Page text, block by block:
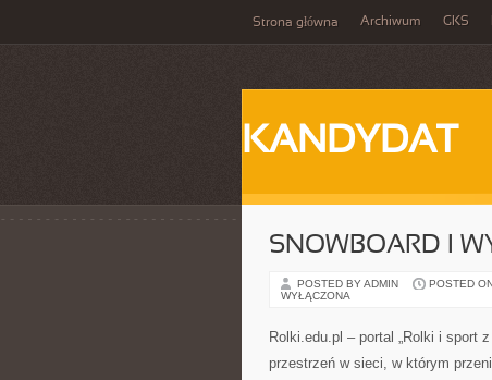
Strona główna Archiwum GKS
KANDYDAT
SNOWBOARD I
POSTED BY ADMIN POSTED
WYŁĄCZONA
Rolki.edu.pl – portal „Rolki i sport
przestrzeń w sieci, w którym